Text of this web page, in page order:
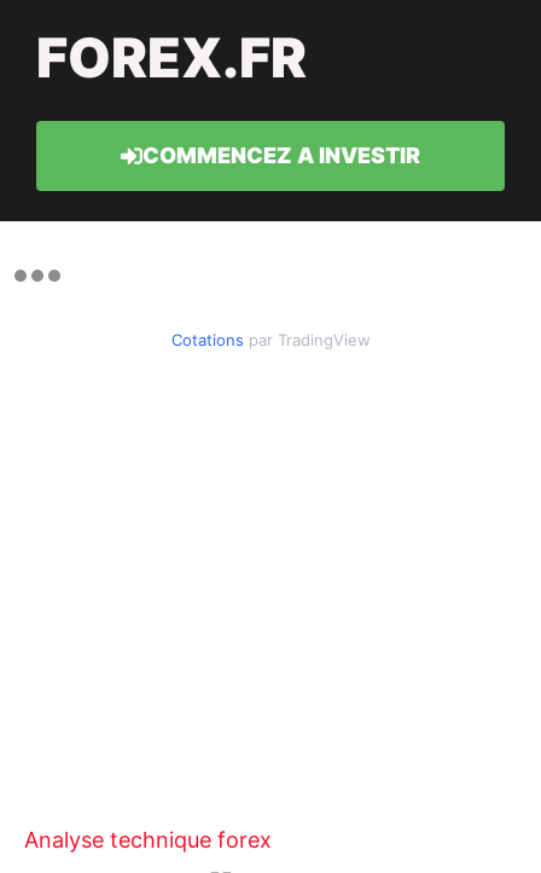
FOREX.FR
COMMENCEZ A INVESTIR
Cotations par TradingView
Analyse technique forex